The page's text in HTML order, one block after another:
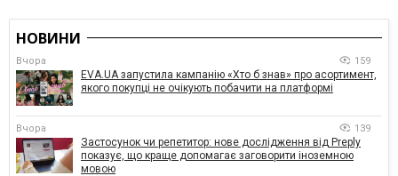
НОВИНИ
Вчора 159
EVA.UA запустила кампанію «Хто б знав» про асортимент,
якого покупці не очікують побачити на платформі
Вчора 139
Застосунок чи репетитор: нове дослідження від Preply
показує, що краще допомагає заговорити іноземною
мовою